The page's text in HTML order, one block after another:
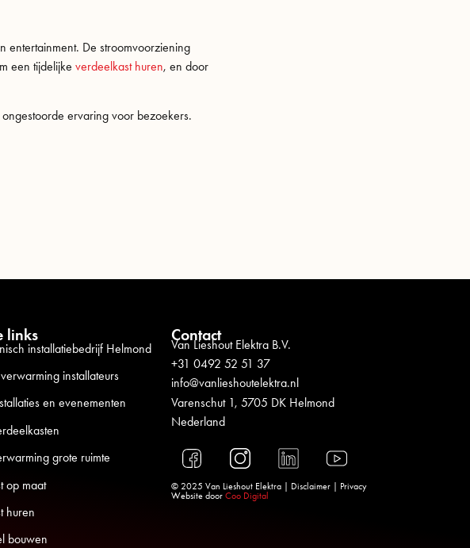
entertainment. De stroomvoorziening
een tijdelijke verdeelkast huren, en door
ervaring voor bezoekers.
links
installatiebedrijf Helmond
installateurs
en evenementen
grote ruimte
op maat
huren
bouwen
Contact
Van Lieshout Elektra B.V.
+31 0492 52 51 37
info@vanlieshoutelektra.nl
Varenschut 1, 5705 DK Helmond
Nederland
© 2025 Van Lieshout Elektra | Disclaimer | Privacy
Website door Coo Digital